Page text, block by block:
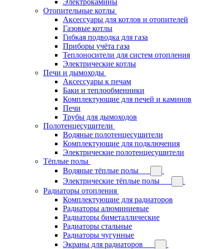
Отопительные котлы
Аксессуары для котлов и отопителей
Газовые котлы
Гибкая подводка для газа
Приборы учёта газа
Теплоносители для систем отопления
Электрические котлы
Печи и дымоходы
Аксессуары к печам
Баки и теплообменники
Комплектующие для печей и каминов
Печи
Трубы для дымоходов
Полотенцесушители
Водяные полотенцесушители
Комплектующие для подключения
Электрические полотенцесушители
Тёплые полы
Водяные тёплые полы
Электрические тёплые полы
Радиаторы отопления
Комплектующие для радиаторов
Радиаторы алюминиевые
Радиаторы биметаллические
Радиаторы стальные
Радиаторы чугунные
Экраны для радиаторов